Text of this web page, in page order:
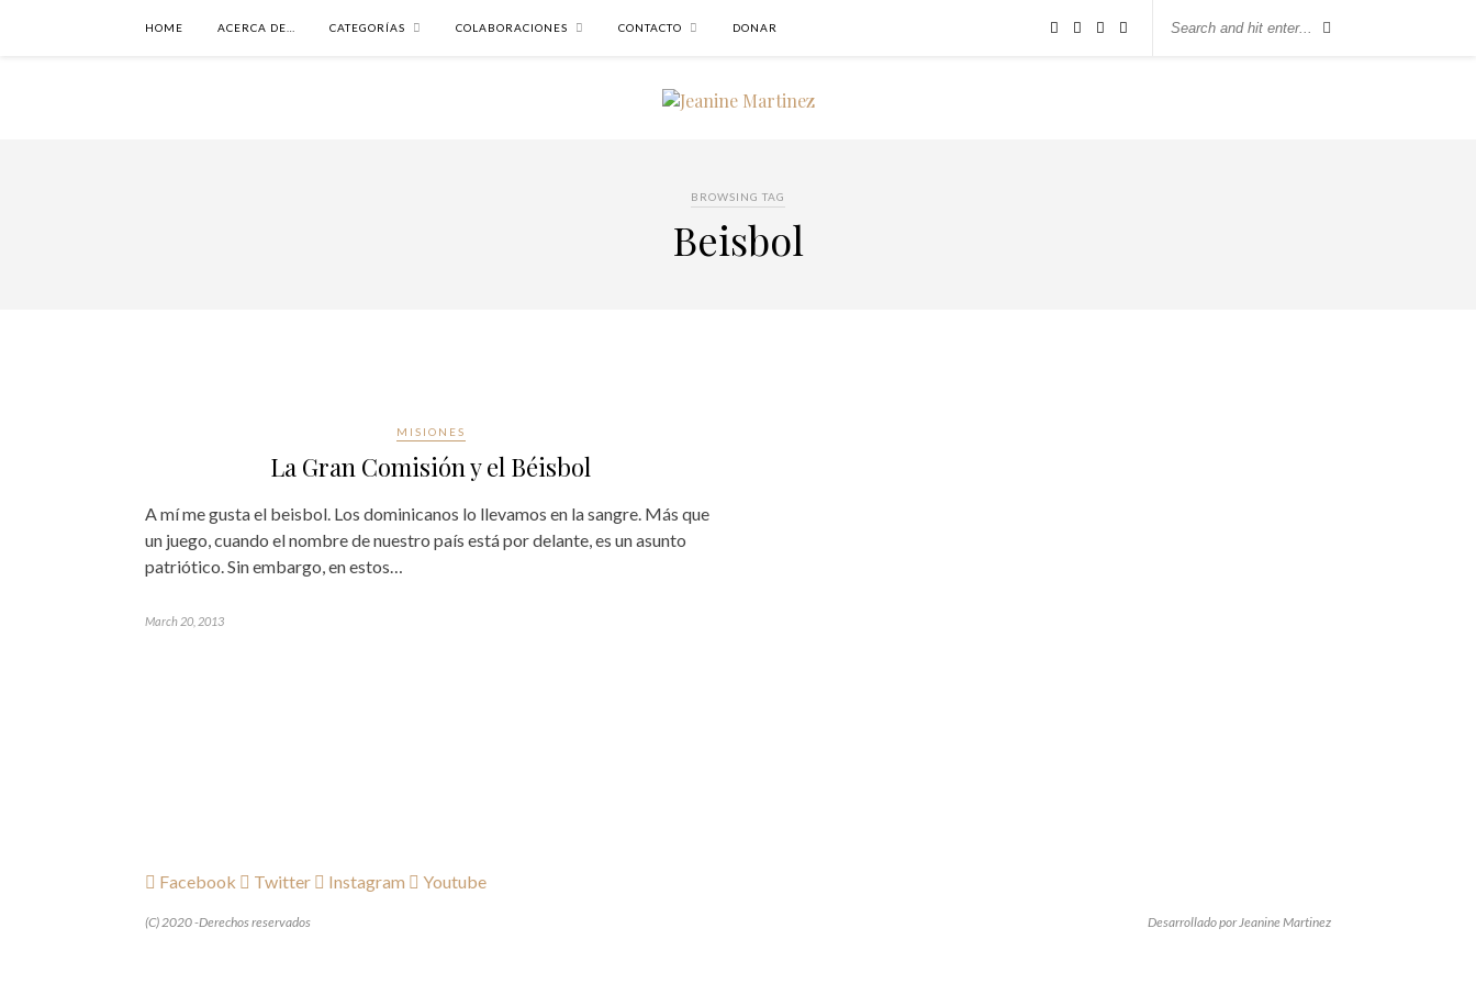
HOME ACERCA DE… CATEGORÍAS COLABORACIONES CONTACTO DONAR
BROWSING TAG
Beisbol
MISIONES
La Gran Comisión y el Béisbol
A mí me gusta el beisbol. Los dominicanos lo llevamos en la sangre. Más que
un juego, cuando el nombre de nuestro país está por delante, es un asunto
patriótico. Sin embargo, en estos…
March 20, 2013
Facebook Twitter Instagram Youtube
(C) 2020 -Derechos reservados Desarrollado por Jeanine Martinez